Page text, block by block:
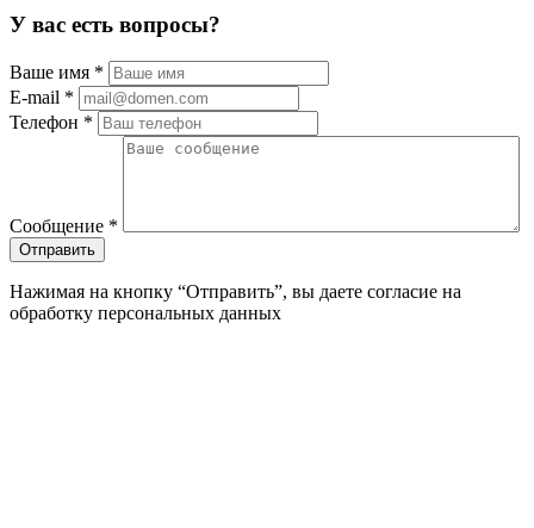
У вас есть вопросы?
Ваше имя *
E-mail *
Телефон *
Сообщение *
Нажимая на кнопку “Отправить”, вы даете согласие на
обработку персональных данных